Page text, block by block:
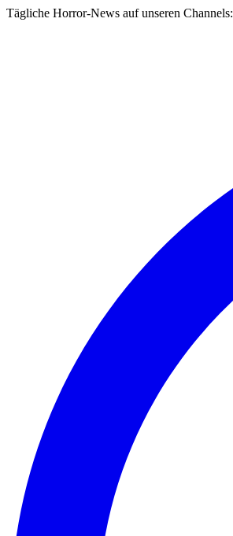
Tägliche Horror-News auf unseren Channels: